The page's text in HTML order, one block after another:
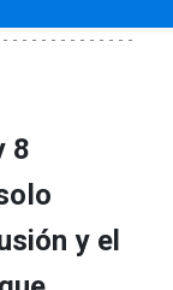
8
y el